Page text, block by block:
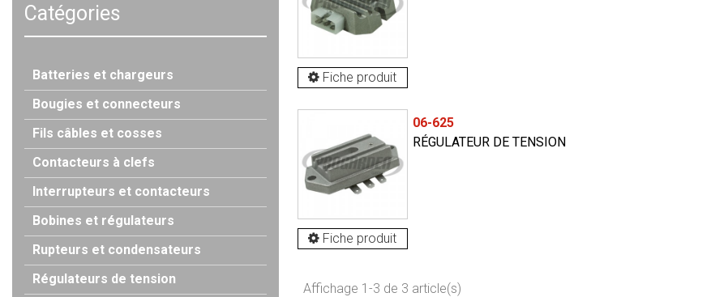
Catégories
Batteries et chargeurs
Bougies et connecteurs
Fils câbles et cosses
Contacteurs à clefs
Interrupteurs et contacteurs
Bobines et régulateurs
Rupteurs et condensateurs
Régulateurs de tension
Fiche produit
Fiche produit
06-625
RÉGULATEUR DE TENSION
Affichage 1-3 de 3 article(s)